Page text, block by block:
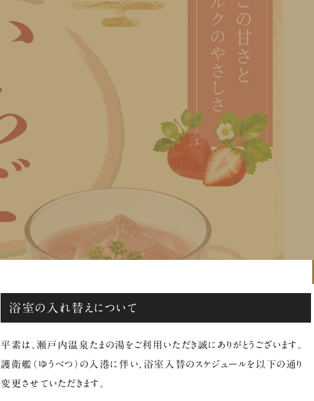
浴室の入れ替えについて
平素は、瀬戸内温泉たまの湯をご利用いただき誠にありがとうございます。
護衛艦（ゆうべつ）の入港に伴い、浴室入替のスケジュールを以下の通り
変更させていただきます。